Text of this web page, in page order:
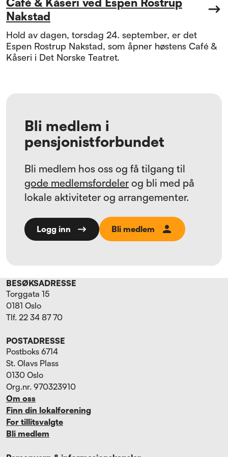
Nakstad
Hold av dagen, torsdag 24. september, er det
Espen Rostrup Nakstad, som åpner høstens Café &
Kåseri i Det Norske Teatret.
Bli medlem i
pensjonistforbundet
Bli medlem hos oss og få tilgang til
gode medlemsfordeler og bli med på
lokale aktiviteter og arrangementer.
Logg inn Bli medlem
BESØKSADRESSE
Torggata 15
0181 Oslo
Tlf. 22 34 87 70
POSTADRESSE
Postboks 6714
St. Olavs Plass
0130 Oslo
Org.nr. 970323910
Om oss
Finn din lokalforening
For tillitsvalgte
Bli medlem